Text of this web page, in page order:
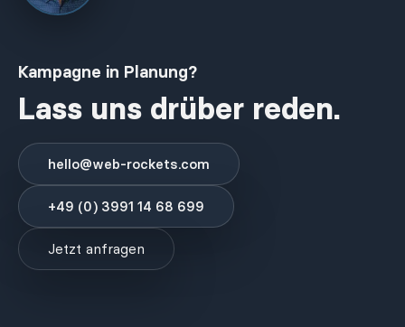
Kampagne in Planung?
Lass uns drüber reden.
hello@web-rockets.com
+49 (0) 3991 14 68 699
Jetzt anfragen